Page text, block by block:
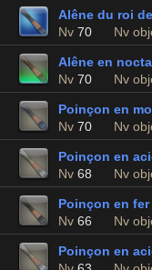
Alêne du roi
Nv 70 Nv
Alêne en
Nv 70 Nv
Poinçon en
Nv 70 Nv
Poinçon en
Nv 68 Nv
Poinçon en
Nv 66 Nv
Poinçon en